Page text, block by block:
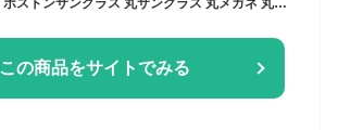
カラーサングラス ボストンサングラス 丸サングラス 丸メガネ 丸型サングラス ラウンド レディース UVカット メンズ 人気 おしゃれ ファッションドライブ 海 メタルフレーム ブランド デザインサングラス 七宝塗り 七宝デザインメガネ
この商品をサイトでみる